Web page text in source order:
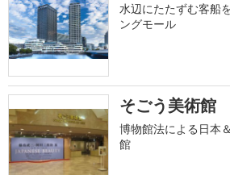
水辺にたたずむ客船
ングモール
そごう美術館
博物館法による日本
館